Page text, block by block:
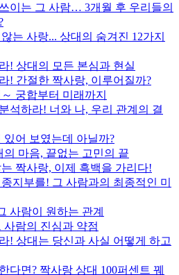
이는 그 사람… 3개월 후 우리들의
는 사랑... 상대의 숨겨진 12가지
! 상대의 모든 본심과 현실
! 간절한 짝사랑, 이루어질까?
궁합부터 미래까지
석하라! 너와 나, 우리 관계의 결
있어 보였는데 아닐까?
의 마음, 끝없는 고민의 끝
짝사랑, 이제 흑백을 가리다!
지부를! 그 사람과의 최종적인 미
사람이 원하는 관계
사람의 진심과 약점
! 상대는 당신과 사실 어떻게 하고
다면? 짝사랑 상대 100퍼센트 꿰